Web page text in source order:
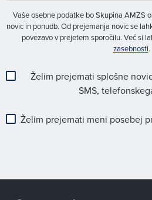
Vaše osebne podatke bo Skupina AMZS
novic in ponudb. Od prejemanja novic se
povezavo v prejetem sporočilu. Več si
zasebnosti.
Želim prejemati splošne
SMS,
Želim prejemati meni posebej